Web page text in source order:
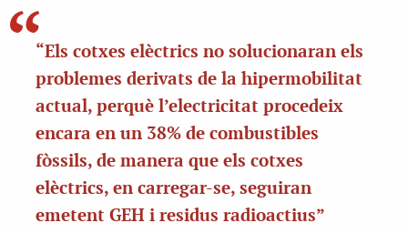
“Els cotxes elèctrics no solucionaran els
problemes derivats de la hipermobilitat
actual, perquè l’electricitat procedeix
encara en un 38% de combustibles
fòssils, de manera que els cotxes
elèctrics, en carregar-se, seguiran
emetent GEH i residus radioactius”